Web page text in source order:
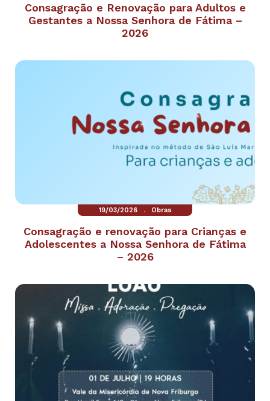
Consagração e Renovação para Adultos e
Gestantes a Nossa Senhora de Fátima –
2026
19/03/2026 . Obras
Consagração e renovação para Crianças e
Adolescentes a Nossa Senhora de Fátima
– 2026